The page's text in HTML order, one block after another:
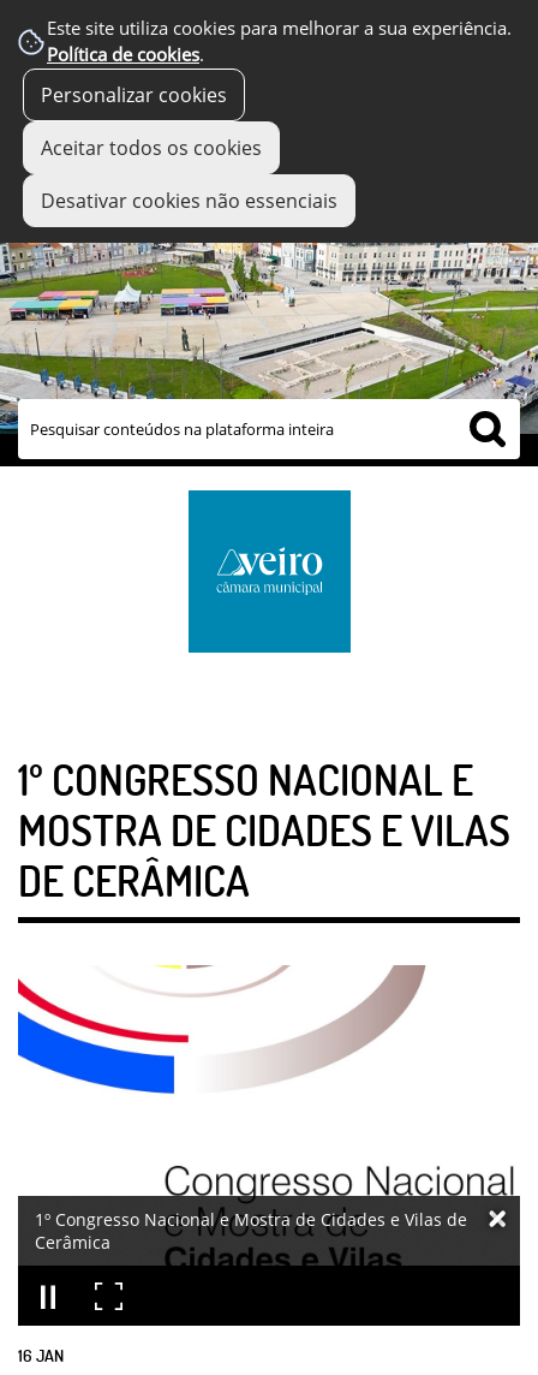
Este site utiliza cookies para melhorar a sua experiência.
Política de cookies.
Personalizar cookies
Aceitar todos os cookies
Desativar cookies não essenciais
links úteis
1º CONGRESSO NACIONAL E
MOSTRA DE CIDADES E VILAS
DE CERÂMICA
1º Congresso Nacional e Mostra de Cidades e Vilas de
Cerâmica
16 JAN